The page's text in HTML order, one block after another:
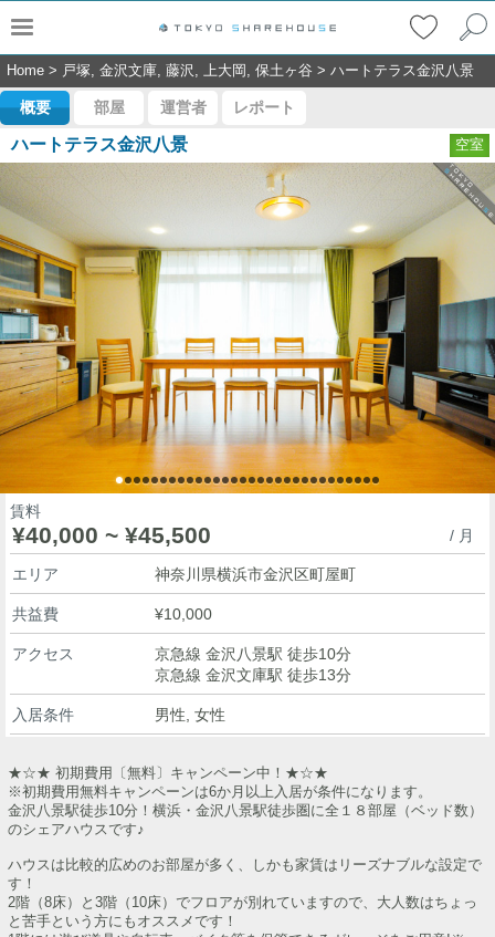
Home > 戸塚, 金沢文庫, 藤沢, 上大岡, 保土ヶ谷 > ハートテラス金沢八景
概要 部屋 運営者 レポート
ハートテラス金沢八景 空室
賃料
¥40,000 ~ ¥45,500 / 月
エリア 神奈川県横浜市金沢区町屋町
共益費 ¥10,000
アクセス
京急線 金沢八景駅 徒歩10分
京急線 金沢文庫駅 徒歩13分
入居条件 男性, 女性
★☆★ 初期費用〔無料〕キャンペーン中！★☆★
※初期費用無料キャンペーンは6か月以上入居が条件になります。
金沢八景駅徒歩10分！横浜・金沢八景駅徒歩圏に全１８部屋（ベッド数）
のシェアハウスです♪
ハウスは比較的広めのお部屋が多く、しかも家賃はリーズナブルな設定で
す！
2階（8床）と3階（10床）でフロアが別れていますので、大人数はちょっ
と苦手という方にもオススメです！